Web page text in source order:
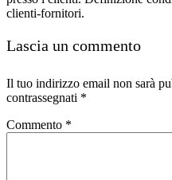
clienti-fornitori.
Lascia un commento
Il tuo indirizzo email non sarà
contrassegnati *
Commento *